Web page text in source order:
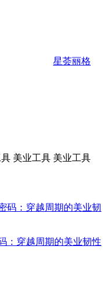
星荟丽格
美业工具 美业工具
：穿越周期的美业韧性